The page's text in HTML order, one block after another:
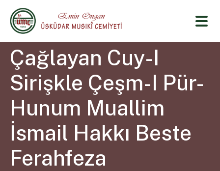
Çağlayan Cuy-I
Sirişkle Çeşm-I Pür-
Hunum Muallim
İsmail Hakkı Beste
Ferahfeza